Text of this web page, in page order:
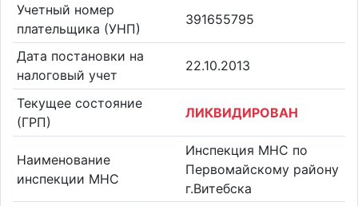
Учетный номер
плательщика (УНП)
391655795
Дата постановки на
налоговый учет
22.10.2013
Текущее состояние
(ГРП)
ЛИКВИДИРОВАН
Наименование
инспекции МНС
Инспекция МНС по
Первомайскому району
г.Витебска